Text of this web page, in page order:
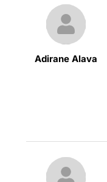
Adirane Alava